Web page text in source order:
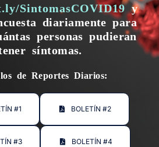
SintomasCOVID19y
diariamente para
personas pudieran
síntomas.
de Reportes Diarios:
#1 BOLETÍN #2
#3 BOLETÍN #4